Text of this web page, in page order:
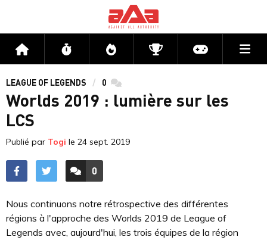
Accueil Flux Directs CompétitionsActu jeux
LEAGUE OF LEGENDS 0 commentaires
Worlds 2019 : lumière sur les
LCS
Publié par Togi le 24 sept. 2019
ACCÉDER AUX
0
COMMENTAIRES
Nous continuons notre rétrospective des différentes
régions à l'approche des Worlds 2019 de League of
Legends avec, aujourd'hui, les trois équipes de la région